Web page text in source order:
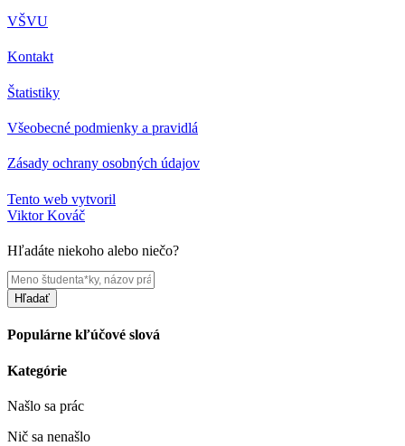
VŠVU
Kontakt
Štatistiky
Všeobecné podmienky a pravidlá
Zásady ochrany osobných údajov
Tento web vytvoril
Viktor Kováč
Hľadáte niekoho alebo niečo?
Hľadať
Populárne kľúčové slová
Kategórie
Našlo sa prác
Nič sa nenašlo